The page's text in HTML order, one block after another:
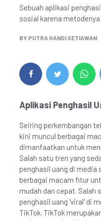
Sebuah aplikasi
sosial karena
BY PUTRA HANDI SETIAWAN
Aplikasi Penghasil
Seiring perkembangan
kini muncul berbagai
dimanfaatkan untuk
Salah satu tren yang
penghasil uang di media
berbagai macam fitur
mudah dan cepat. Salah
penghasil uang 'viral' di
TikTok. TikTok